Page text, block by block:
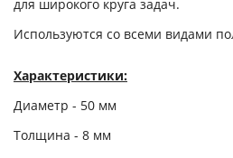
для широкого круга задач.
Используются со всеми видами
Характеристики:
Диаметр - 50 мм
Толщина - 8 мм